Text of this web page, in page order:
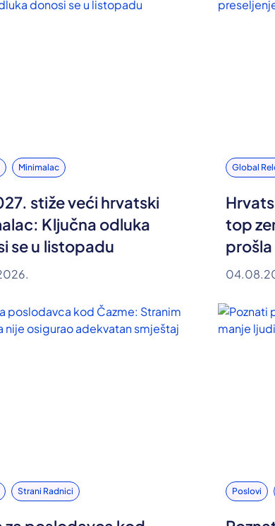
Minimalac
stiže veći hrvatski
Ključna odluka
se u listopadu
Global
top
Strani Radnici Poslovi